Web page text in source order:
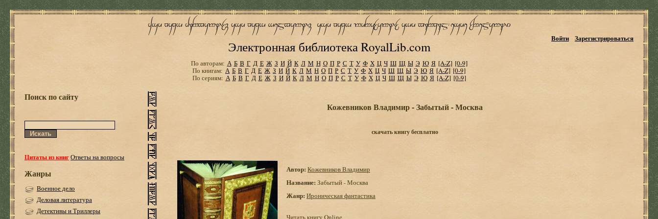
Электронная библиотека RoyalLib.com
Войти Зарегистрироваться
По авторам: А Б В Г Д Е Ж З И Й К Л М Н О П Р С Т У Ф Х Ц Ч Ш Щ Ы Э Ю Я [A-Z] [0-9]
По книгам: А Б В Г Д Е Ж З И Й К Л М Н О П Р С Т У Ф Х Ц Ч Ш Щ Ы Э Ю Я [A-Z] [0-9]
По сериям: А Б В Г Д Е Ж З И Й К Л М Н О П Р С Т У Ф Х Ц Ч Ш Щ Ы Э Ю Я [A-Z] [0-9]
Поиск по сайту
Цитаты из книгОтветы на вопросы
Жанры
Военное дело
Деловая литература
Детективы и Триллеры
Кожевников Владимир - Забытый - Москва
скачать книгу бесплатно
Автор: Кожевников Владимир
Название: Забытый - Москва
Жанр: Ироническая фантастика
Читать книгу Online